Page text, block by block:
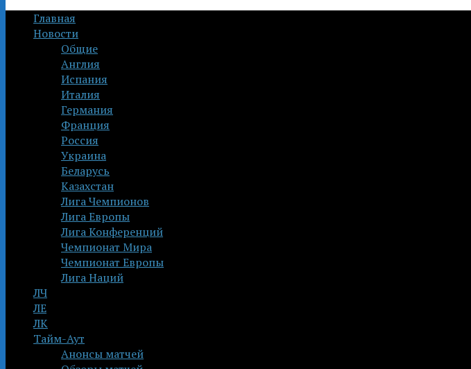
Главная
Новости
Общие
Англия
Испания
Италия
Германия
Франция
Россия
Украина
Беларусь
Казахстан
Лига Чемпионов
Лига Европы
Лига Конференций
Чемпионат Мира
Чемпионат Европы
Лига Наций
ЛЧ
ЛЕ
ЛК
Тайм-Аут
Анонсы матчей